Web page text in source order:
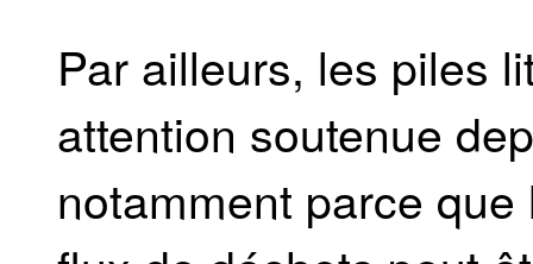
Par ailleurs, les piles
attention soutenue
notamment parce